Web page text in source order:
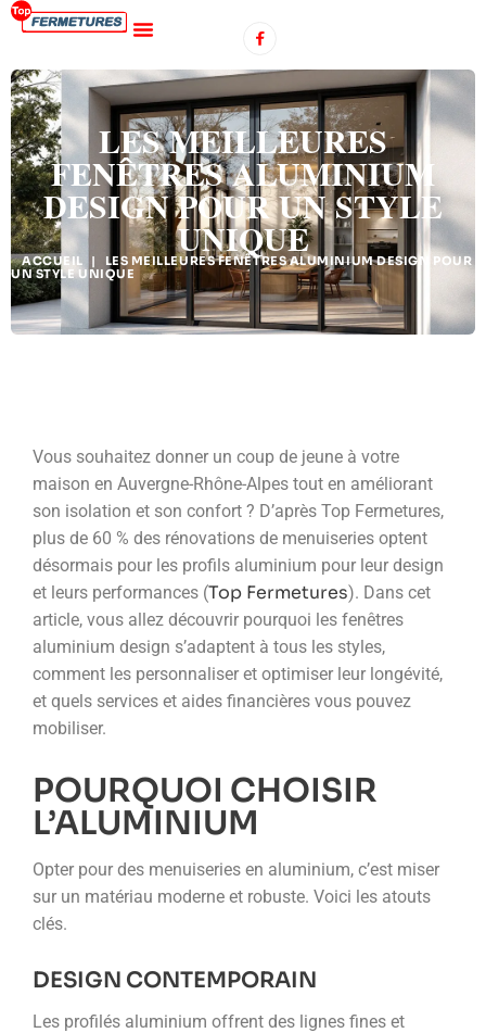
LES MEILLEURES
FENÊTRES ALUMINIUM
DESIGN POUR UN STYLE
UNIQUE
ACCUEIL |
LES MEILLEURES FENÊTRES ALUMINIUM DESIGN POUR
UN STYLE UNIQUE
Vous souhaitez donner un coup de jeune à votre
maison en Auvergne-Rhône-Alpes tout en améliorant
son isolation et son confort ? D’après Top Fermetures,
plus de 60 % des rénovations de menuiseries optent
désormais pour les profils aluminium pour leur design
et leurs performances (Top Fermetures). Dans cet
article, vous allez découvrir pourquoi les fenêtres
aluminium design s’adaptent à tous les styles,
comment les personnaliser et optimiser leur longévité,
et quels services et aides financières vous pouvez
mobiliser.
POURQUOI CHOISIR
L’ALUMINIUM
Opter pour des menuiseries en aluminium, c’est miser
sur un matériau moderne et robuste. Voici les atouts
clés.
DESIGN CONTEMPORAIN
Les profilés aluminium offrent des lignes fines et